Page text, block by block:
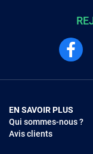
EN SAVOIR PLUS
Qui sommes-nous ?
Avis clients